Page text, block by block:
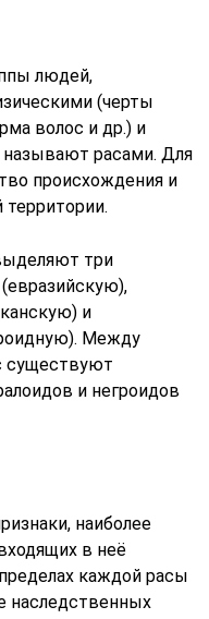
людей,
(черты
волос и др.) и
называют расами. Для
происхождения и
три
и
Между
существуют
и негроидов
наиболее
в неё
каждой расы
наследственных